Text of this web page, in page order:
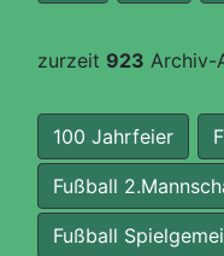
zurzeit 923 Archiv-
100 Jahrfeier
Fußball
Fußball